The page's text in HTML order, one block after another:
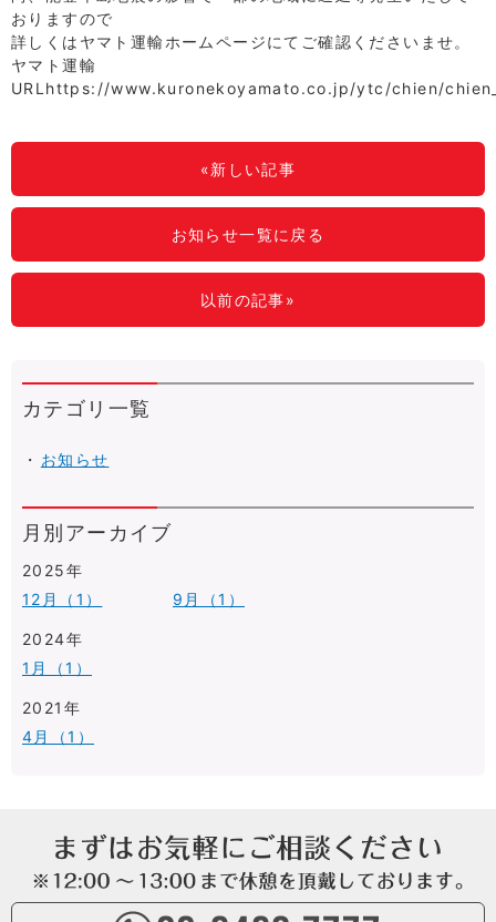
おりますので
詳しくはヤマト運輸ホームページにてご確認くださいませ。
ヤマト運輸
URLhttps://www.kuronekoyamato.co.jp/ytc/chien/
«新しい記事
お知らせ一覧に戻る
以前の記事»
カテゴリ一覧
お知らせ
月別アーカイブ
2025年
12月（1）
9月（1）
2024年
1月（1）
2021年
4月（1）